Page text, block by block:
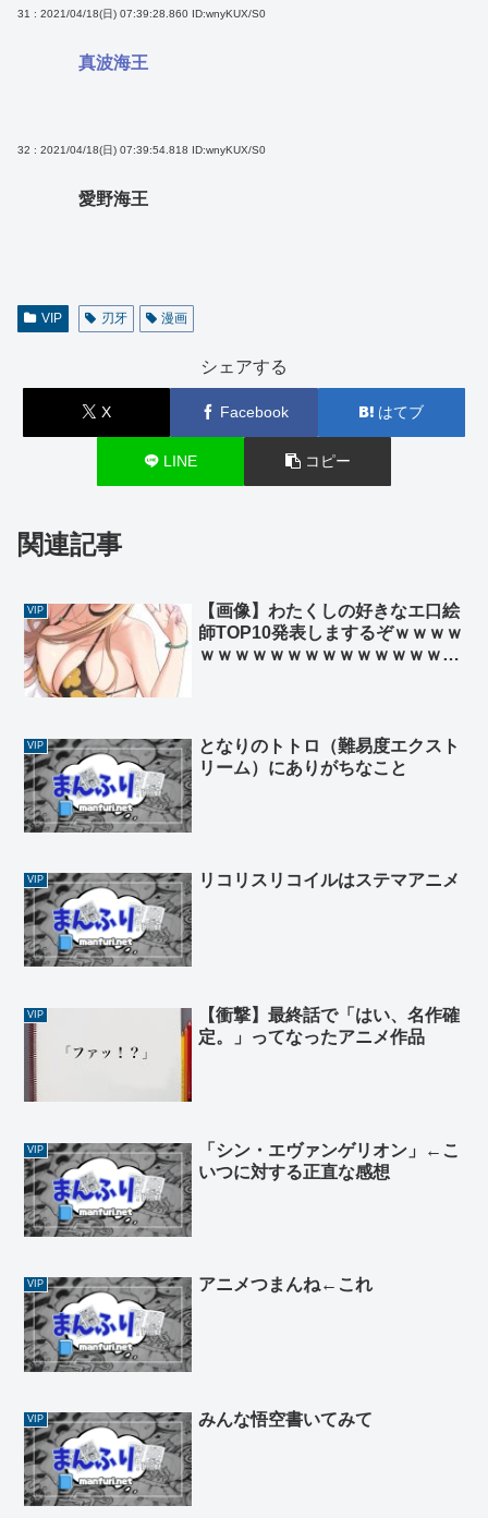
31 : 2021/04/18(日) 07:39:28.860 ID:wnyKUX/S0
真波海王
32 : 2021/04/18(日) 07:39:54.818 ID:wnyKUX/S0
愛野海王
VIP 刃牙 漫画
シェアする
X Facebook はてブ
LINE コピー
関連記事
VIP
【画像】わたくしの好きなエ口絵
師TOP10発表しまするぞｗｗｗｗ
ｗｗｗｗｗｗｗｗｗｗｗｗｗｗｗ
VIP
となりのトトロ（難易度エクスト
リーム）にありがちなこと
VIP リコリスリコイルはステマアニメ
VIP
【衝撃】最終話で「はい、名作確
定。」ってなったアニメ作品
VIP
「シン・エヴァンゲリオン」←こ
いつに対する正直な感想
VIP アニメつまんね←これ
VIP みんな悟空書いてみて